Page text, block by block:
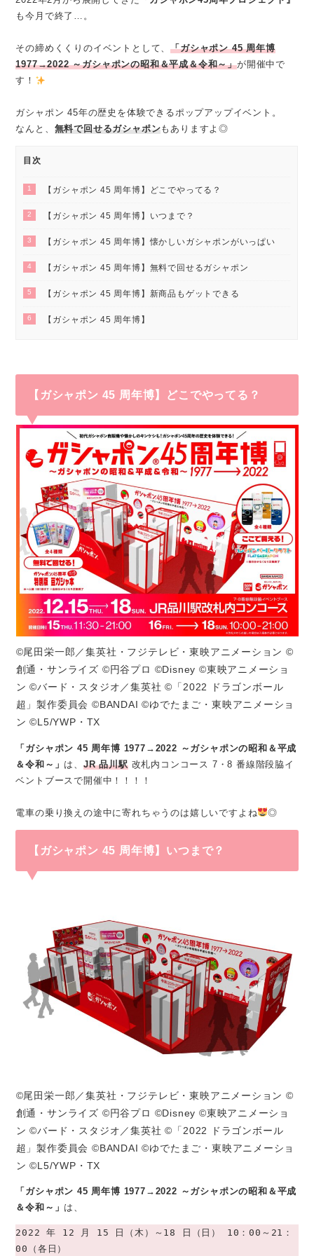
も今月で終了…。
その締めくくりのイベントとして、「ガシャポン 45 周年博
1977→2022 ～ガシャポンの昭和＆平成＆令和～」が開催中で
す！
ガシャポン 45年の歴史を体験できるポップアップイベント。
なんと、 無料で回せるガシャポンもありますよ◎
目次
1 【ガシャポン 45 周年博】どこでやってる？
2 【ガシャポン 45 周年博】いつまで？
3 【ガシャポン 45 周年博】懐かしいガシャポンがいっぱい
4 【ガシャポン 45 周年博】無料で回せるガシャポン
5 【ガシャポン 45 周年博】新商品もゲットできる
6 【ガシャポン 45 周年博】
【ガシャポン 45 周年博】どこでやってる？
©尾田栄一郎／集英社・フジテレビ・東映アニメーション ©
創通・サンライズ ©円谷プロ ©Disney ©東映アニメーショ
ン ©バード・スタジオ／集英社 ©「2022 ドラゴンボール
超」製作委員会 ©BANDAI ©ゆでたまご・東映アニメーショ
ン ©L5/YWP・TX
「ガシャポン 45 周年博 1977→2022 ～ガシャポンの昭和＆平成
＆令和～」 は、 JR 品川駅改札内コンコース 7・8 番線階段脇イ
ベントブースで開催中！！！！
電車の乗り換えの途中に寄れちゃうのは嬉しいですよね ◎
【ガシャポン 45 周年博】いつまで？
©尾田栄一郎／集英社・フジテレビ・東映アニメーション ©
創通・サンライズ ©円谷プロ ©Disney ©東映アニメーショ
ン ©バード・スタジオ／集英社 ©「2022 ドラゴンボール
超」製作委員会 ©BANDAI ©ゆでたまご・東映アニメーショ
ン ©L5/YWP・TX
「ガシャポン 45 周年博 1977→2022 ～ガシャポンの昭和＆平成
＆令和～」 は、
2022 年 12 月 15 日（木）～18 日（日） 10：00～21：
00（各日）